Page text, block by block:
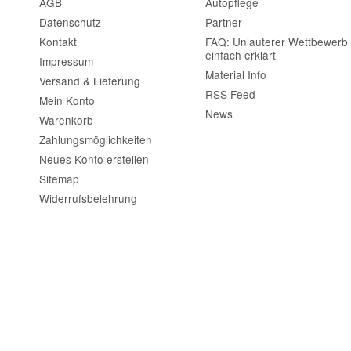
Datenschutz
Kontakt
Impressum
Versand & Lieferung
Mein Konto
Warenkorb
Zahlungsmöglichkeiten
Neues Konto erstellen
Sitemap
Widerrufsbelehrung
Partner
FAQ: Unlauterer Wettbewerb
einfach erklärt
Material Info
RSS Feed
News